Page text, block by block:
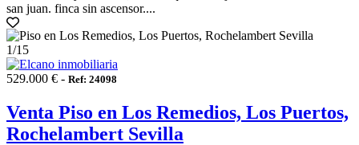
san juan. finca sin ascensor....
1/15
529.000 € - Ref: 24098
Venta Piso en Los Remedios, Los Puertos,
Rochelambert Sevilla